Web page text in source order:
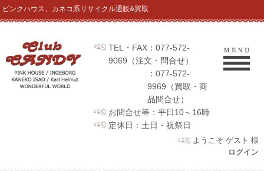
ピンクハウス、カネコ系リサイクル通販&買取
TEL・FAX：077-572-
9069（注文・問合せ）
：077-572-
9969（買取・商
品問合せ）
お問合せ等：平日10～16時
定休日：土日・祝祭日
ようこそ ゲスト 様
ログイン